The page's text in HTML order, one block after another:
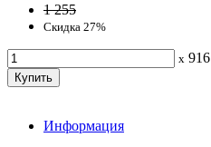
1 255
Скидка 27%
x 916
Информация